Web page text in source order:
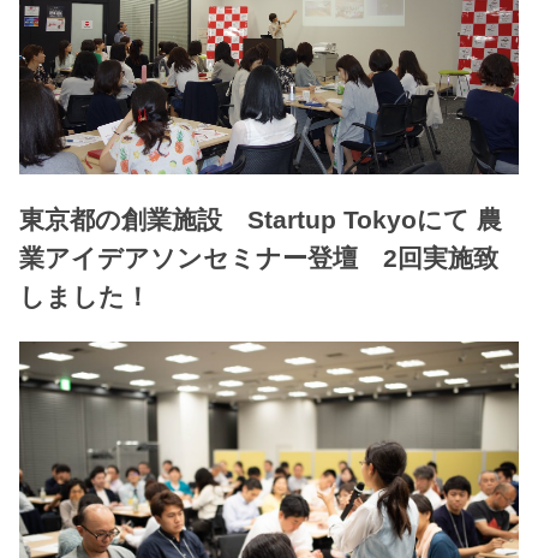
東京都の創業施設 Startup Tokyoにて 農
業アイデアソンセミナー登壇 2回実施致
しました！